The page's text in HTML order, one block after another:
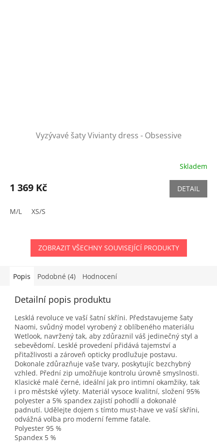
Vyzývavé šaty Vivianty dress - Obsessive
Skladem
1 369 Kč DETAIL
M/L XS/S
ZOBRAZIT VŠECHNY SOUVISEJÍCÍ PRODUKTY
Popis Podobné (4) Hodnocení
Detailní popis produktu
Lesklá revoluce ve vaší šatní skříni. Představujeme šaty
Naomi, svůdný model vyrobený z oblíbeného materiálu
Wetlook, navržený tak, aby zdůraznil váš jedinečný styl a
sebevědomí. Lesklé provedení přidává tajemství a
přitažlivosti a zároveň opticky prodlužuje postavu.
Dokonale zdůrazňuje vaše tvary, poskytujíc bezchybný
vzhled. Přední zip umožňuje kontrolu úrovně smyslnosti.
Klasické malé černé, ideální jak pro intimní okamžiky, tak
i pro městské výlety. Materiál vysoce kvalitní, složení 95%
polyester a 5% spandex zajistí pohodlí a dokonalé
padnutí. Udělejte dojem s tímto must-have ve vaší skříni,
odvážná volba pro moderní femme fatale.
Polyester 95 %
Spandex 5 %